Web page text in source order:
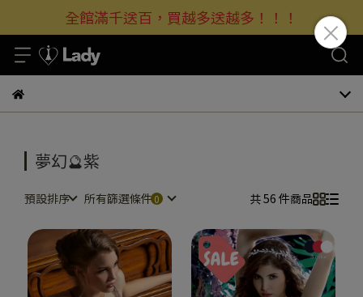
全館滿千送百，買越多送越多！！！
夢幻🔮紫
預設排序 所有篩選條件 共 56 件商品